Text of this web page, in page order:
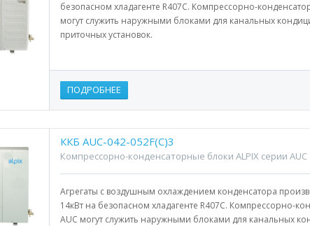
безопасном хладагенте R407С. Компрессорно-
могут служить наружными блоками для канальных
приточных установок.
ПОДРОБНЕЕ
ККБ AUC-042-052F(С)3
Компрессорно-конденсаторные блоки ALPIX серии AUC
Агрегаты с воздушным охлаждением конденсатора
14кВт на безопасном хладагенте R407С. Компрессорно-
AUC могут служить наружными блоками для канальных